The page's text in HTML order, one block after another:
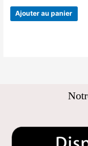
Ajouter au panier